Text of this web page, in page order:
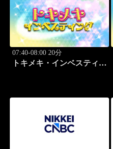
07:40-08:00 20分
トキメキ・インベスティン